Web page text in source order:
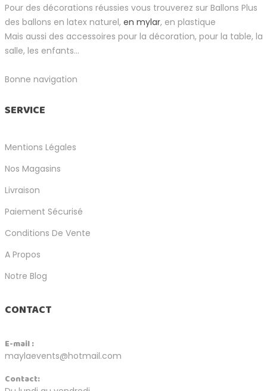
Pour des décorations réussies vous trouverez sur Ballons Plus
des ballons en latex naturel, en mylar, en plastique
Mais aussi des accessoires pour la décoration, pour la table, la
salle, les enfants...
Bonne navigation
SERVICE
Mentions Légales
Nos Magasins
Livraison
Paiement Sécurisé
Conditions De Vente
A Propos
Notre Blog
CONTACT
E-mail :
maylaevents@hotmail.com
Contact: